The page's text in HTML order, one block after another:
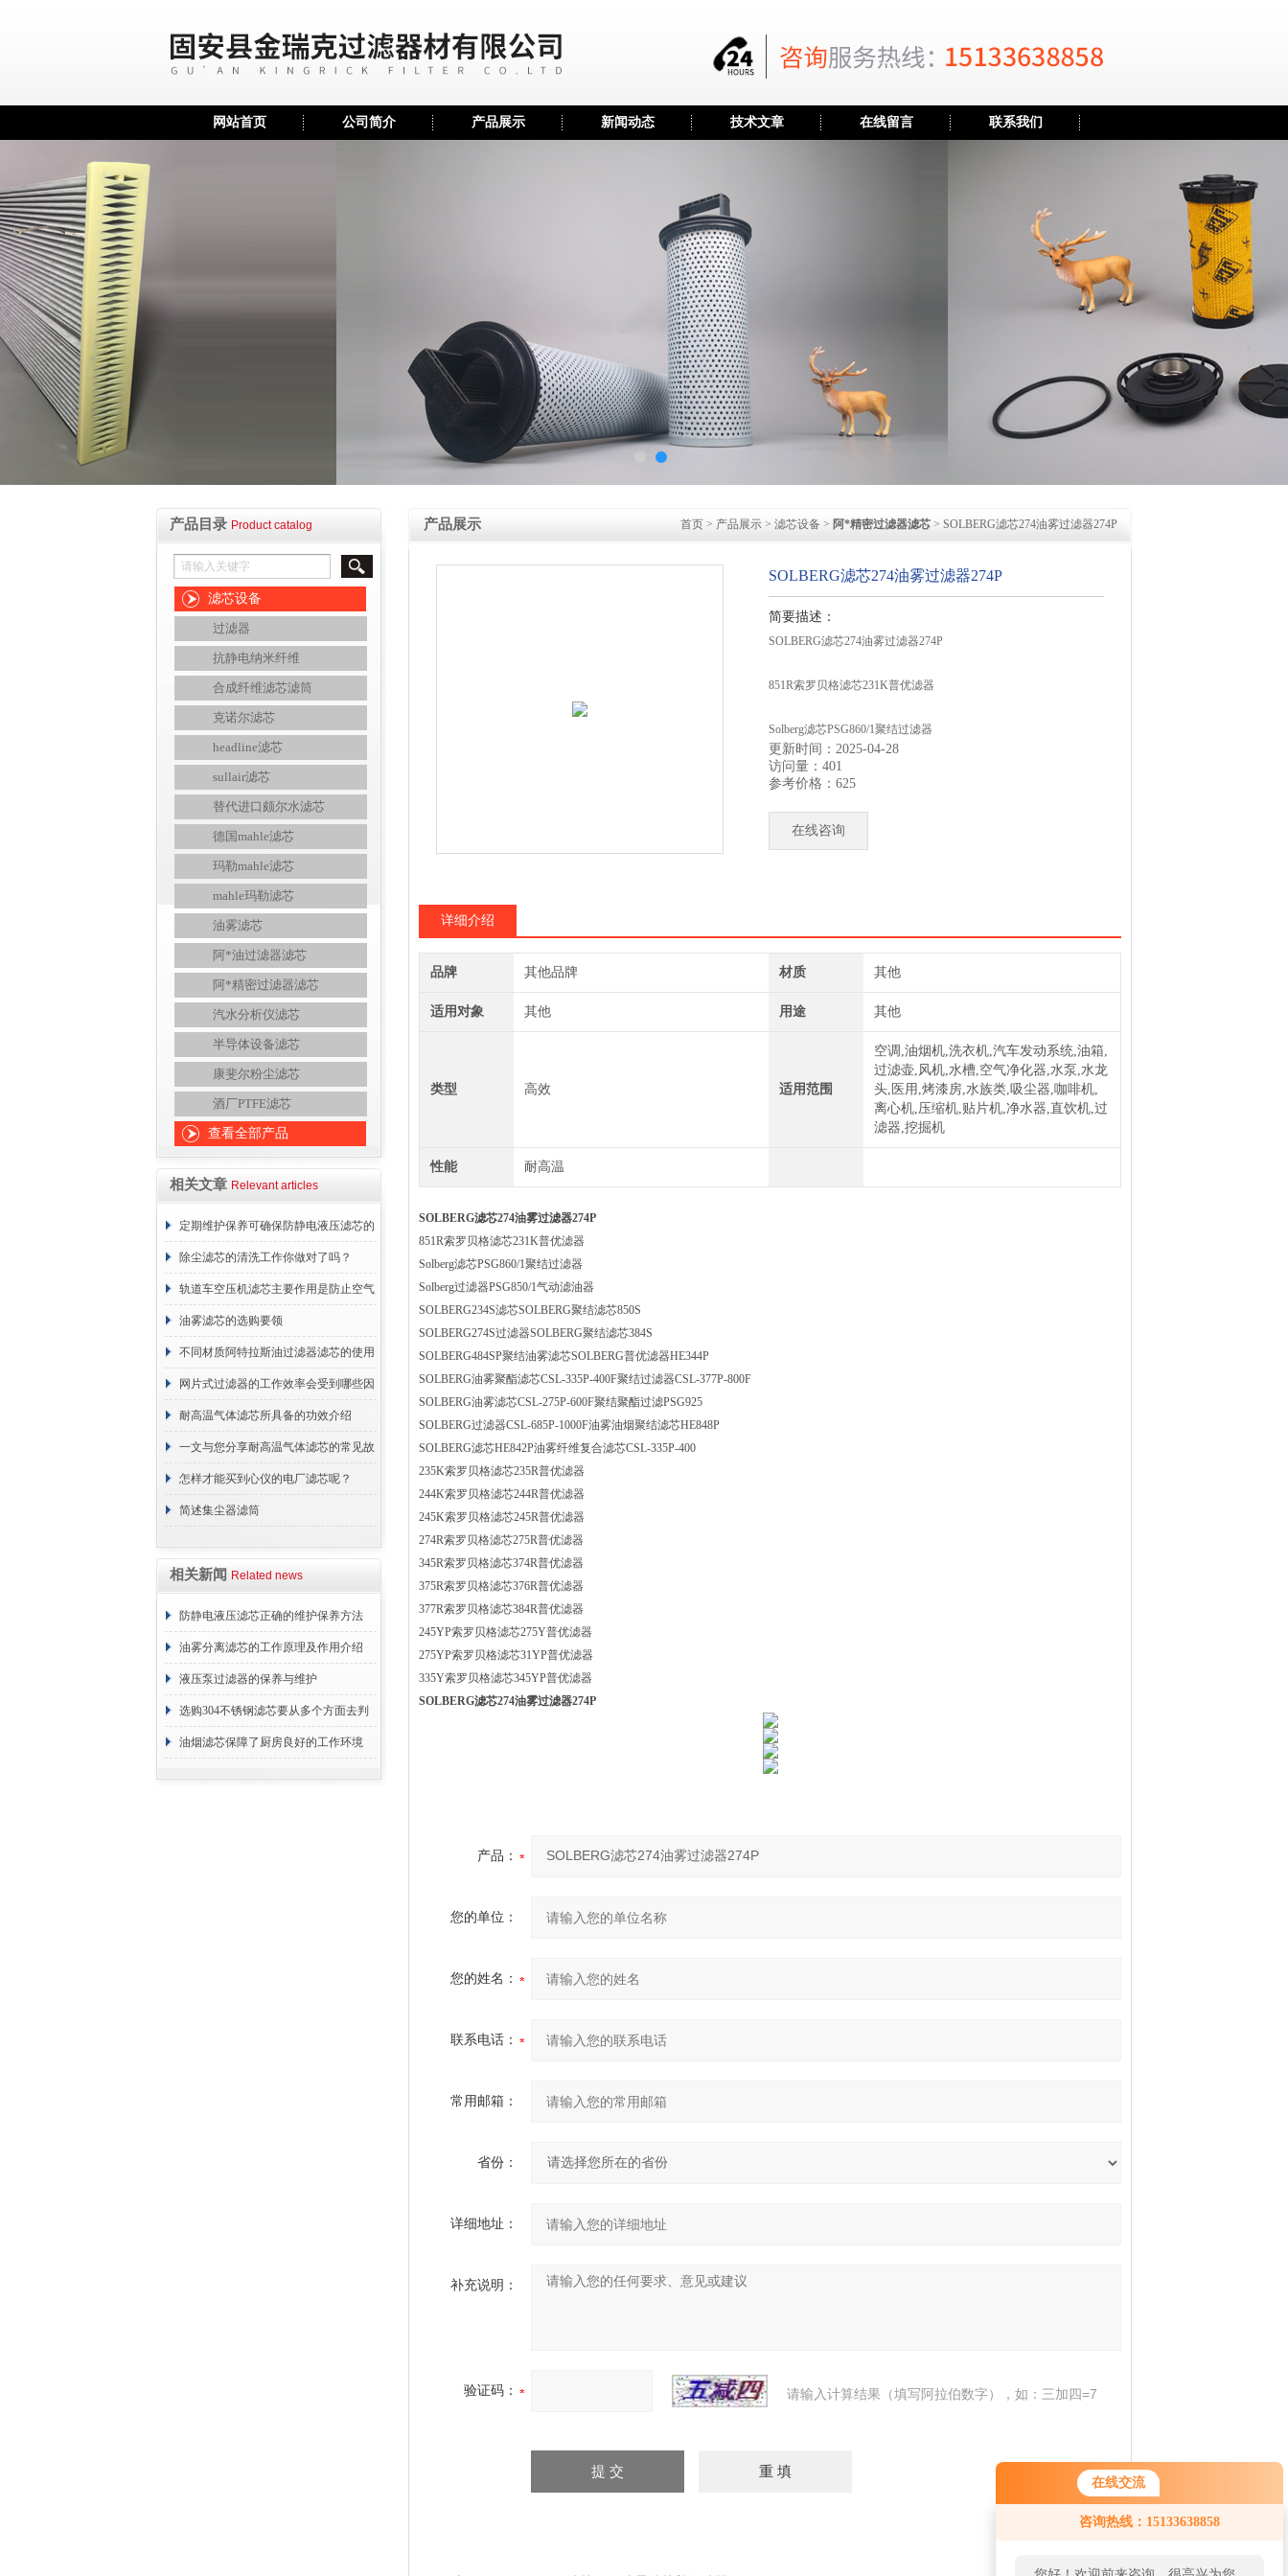
在线交流
咨询热线：15133638858
网站首页 公司简介 产品展示 新闻动态 技术文章 在线留言 联系我们
产品目录 Product catalog
滤芯设备
过滤器
抗静电纳米纤维
合成纤维滤芯滤筒
克诺尔滤芯
headline滤芯
sullair滤芯
替代进口颇尔水滤芯
德国mahle滤芯
玛勒mahle滤芯
mahle玛勒滤芯
油雾滤芯
阿*油过滤器滤芯
阿*精密过滤器滤芯
汽水分析仪滤芯
半导体设备滤芯
康斐尔粉尘滤芯
酒厂PTFE滤芯
查看全部产品
相关文章 Relevant articles
定期维护保养可确保防静电液压滤芯的
正常工作
除尘滤芯的清洗工作你做对了吗？
轨道车空压机滤芯主要作用是防止空气
中的杂质和油脂浓度升高
油雾滤芯的选购要领
不同材质阿特拉斯油过滤器滤芯的使用
周期区别介绍
网片式过滤器的工作效率会受到哪些因
素的影响？
耐高温气体滤芯所具备的功效介绍
一文与您分享耐高温气体滤芯的常见故
障相应解决方法
怎样才能买到心仪的电厂滤芯呢？
简述集尘器滤筒
相关新闻 Related news
防静电液压滤芯正确的维护保养方法
油雾分离滤芯的工作原理及作用介绍
液压泵过滤器的保养与维护
选购304不锈钢滤芯要从多个方面去判
断
油烟滤芯保障了厨房良好的工作环境
产品展示 首页 > 产品展示 > 滤芯设备 > 阿*精密过滤器滤芯 > SOLBERG滤芯274油雾过滤器274P
SOLBERG滤芯274油雾过滤器274P
简要描述：
SOLBERG滤芯274油雾过滤器274P
851R索罗贝格滤芯231K普优滤器
Solberg滤芯PSG860/1聚结过滤器
Solberg过滤器PSG850/1气动滤油器
更新时间：2025-04-28
访问量：401
参考价格：625
在线咨询
详细介绍
品牌 其他品牌 材质 其他
适用对象 其他 用途 其他
类型 高效 适用范围
空调,油烟机,洗衣机,汽车发动系统,油箱,
过滤壶,风机,水槽,空气净化器,水泵,水龙
头,医用,烤漆房,水族类,吸尘器,咖啡机,
离心机,压缩机,贴片机,净水器,直饮机,过
滤器,挖掘机
性能 耐高温
SOLBERG滤芯274油雾过滤器274P
851R索罗贝格滤芯231K普优滤器
Solberg滤芯PSG860/1聚结过滤器
Solberg过滤器PSG850/1气动滤油器
SOLBERG234S滤芯SOLBERG聚结滤芯850S
SOLBERG274S过滤器SOLBERG聚结滤芯384S
SOLBERG484SP聚结油雾滤芯SOLBERG普优滤器HE344P
SOLBERG油雾聚酯滤芯CSL-335P-400F聚结过滤器CSL-377P-800F
SOLBERG油雾滤芯CSL-275P-600F聚结聚酯过滤PSG925
SOLBERG过滤器CSL-685P-1000F油雾油烟聚结滤芯HE848P
SOLBERG滤芯HE842P油雾纤维复合滤芯CSL-335P-400
235K索罗贝格滤芯235R普优滤器
244K索罗贝格滤芯244R普优滤器
245K索罗贝格滤芯245R普优滤器
274R索罗贝格滤芯275R普优滤器
345R索罗贝格滤芯374R普优滤器
375R索罗贝格滤芯376R普优滤器
377R索罗贝格滤芯384R普优滤器
245YP索罗贝格滤芯275Y普优滤器
275YP索罗贝格滤芯31YP普优滤器
335Y索罗贝格滤芯345YP普优滤器
SOLBERG滤芯274油雾过滤器274P
产品：
您的单位：
您的姓名：
联系电话：
常用邮箱：
省份：
详细地址：
补充说明：
验证码： 请输入计算结果（填写阿拉伯数字），如：三加四=7